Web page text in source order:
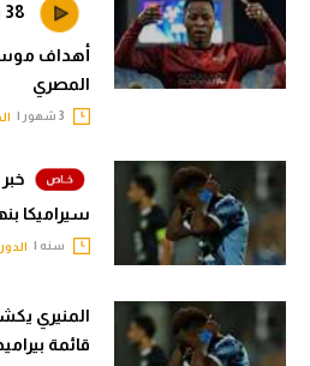
أمم إفريقيا
كرة السلة الأمريكية
كرة يد
كرة طائرة
في المونديال
المصري
سيراميكا
سنه |
المنيري
قائمة